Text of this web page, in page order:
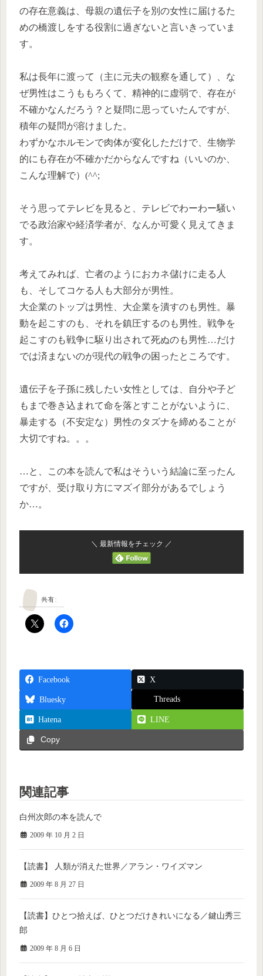
の存在意義は、母親の遺伝子を別の女性に届けるた
めの橋渡しをする役割に過ぎないと言いきっていま
す。
私は長年に渡って（主に元夫の観察を通して）、な
ぜ男性はこうももろくて、精神的に虚弱で、存在が
不確かなんだろう？と疑問に思っていたんですが、
積年の疑問が溶けました。
わずかなホルモンで肉体が変化しただけで、生物学
的にも存在が不確かだからなんですね（いいのか、
こんな理解で）(^^;
そう思ってテレビを見ると、テレビでわーわー騒い
でる政治家や経済学者が、なんか可愛く見えてきま
す。
考えてみれば、亡者のようにおカネ儲けに走る人
も、そしてコケる人も大部分が男性。
大企業のトップは男性、大企業を潰すのも男性。暴
動を起こすのも、それを鎮圧するのも男性。戦争を
起こすのも戦争に駆り出されて死ぬのも男性…だけ
では済まないのが現代の戦争の困ったところです。
遺伝子を子孫に残したい女性としては、自分や子ど
もまで巻き込まれて命を落とすことがないように、
暴走する（不安定な）男性のタズナを締めることが
大切ですね。。。
…と、この本を読んで私はそういう結論に至ったん
ですが、受け取り方にマズイ部分があるでしょう
か…。
＼ 最新情報をチェック ／
共有:
Facebook X
Bluesky Threads
Hatena LINE
Copy
関連記事
白州次郎の本を読んで
2009 年 10 月 2 日
【読書】 人類が消えた世界／アラン・ワイズマン
2009 年 8 月 27 日
【読書】ひとつ拾えば、ひとつだけきれいになる／鍵山秀三
郎
2009 年 8 月 6 日